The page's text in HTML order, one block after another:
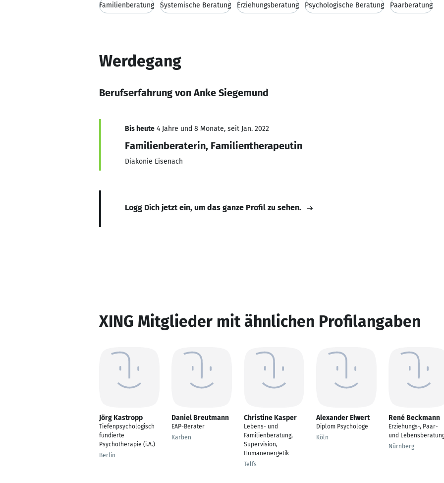
Familienberatung Systemische Beratung Erziehungsberatung Psychologische Beratung Paarberatung
Werdegang
Berufserfahrung von Anke Siegemund
Bis heute 4 Jahre und 8 Monate, seit Jan. 2022
Familienberaterin, Familientherapeutin
Diakonie Eisenach
Logg Dich jetzt ein, um das ganze Profil zu sehen.
XING Mitglieder mit ähnlichen Profilangaben
Jörg Kastropp
Tiefenpsychologisch
fundierte
Psychotherapie (i.A.)
Berlin
Daniel Breutmann
EAP-Berater
Karben
Christine Kasper
Lebens- und
Familienberatung,
Supervision,
Humanenergetik
Telfs
Alexander Elwert
Diplom Psychologe
Köln
René Beckmann
Erziehungs-, Paar-
und
Nürnberg